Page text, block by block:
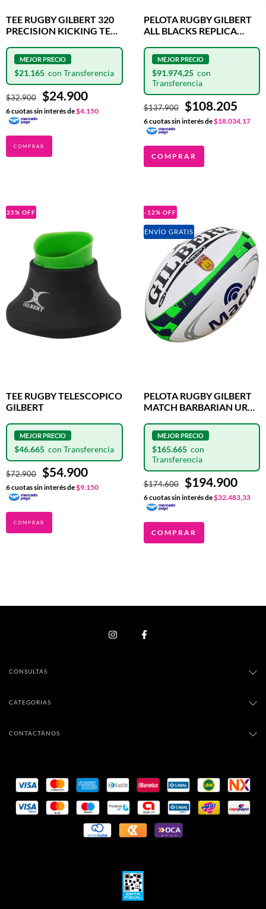
TEE RUGBY GILBERT 320
PRECISION KICKING TEE
$32.900 $24.900
$21.165
6cuotas sin interés de$4.150
PELOTA RUGBY GILBERT
ALL BLACKS REPLICA
$137.900 $108.205
$91.974,25
6cuotas sin interés de$18.034,17
COMPRAR
25% OFF
TEE RUGBY TELESCOPICO
GILBERT
$72.900 $54.900
$46.665
6cuotas sin interés de$9.150
-12% OFF
ENVÍO GRATIS
PELOTA RUGBY GILBERT
MATCH BARBARIAN URBA
$174.600 $194.900
$165.665
6cuotas sin interés de$32.483,33
COMPRAR
CONSULTAS
CATEGORIAS
CONTACTÁNOS